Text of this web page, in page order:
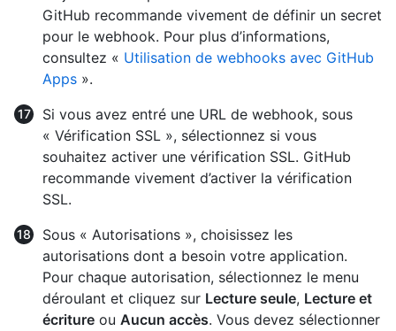
GitHub recommande vivement de définir un secret
pour le webhook. Pour plus d’informations,
consultez « Utilisation de webhooks avec GitHub
Apps ».
Si vous avez entré une URL de webhook, sous
« Vérification SSL », sélectionnez si vous
souhaitez activer une vérification SSL. GitHub
recommande vivement d’activer la vérification
SSL.
Sous « Autorisations », choisissez les
autorisations dont a besoin votre application.
Pour chaque autorisation, sélectionnez le menu
déroulant et cliquez sur Lecture seule, Lecture et
écriture ou Aucun accès. Vous devez sélectionner